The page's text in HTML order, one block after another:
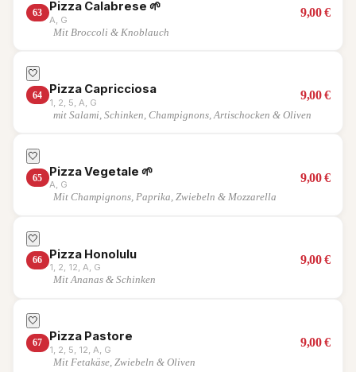
63 Pizza Calabrese 🌱
A, G
9,00€
Mit Broccoli & Knoblauch
🤍
64 Pizza Capricciosa
1, 2, 5, A, G
9,00€
mit Salami, Schinken, Champignons, Artischocken & Oliven
🤍
65 Pizza Vegetale 🌱
A, G
9,00€
Mit Champignons, Paprika, Zwiebeln & Mozzarella
🤍
66 Pizza Honolulu
1, 2, 12, A, G
9,00€
Mit Ananas & Schinken
🤍
67 Pizza Pastore
1, 2, 5, 12, A, G
9,00€
Mit Fetakäse, Zwiebeln & Oliven